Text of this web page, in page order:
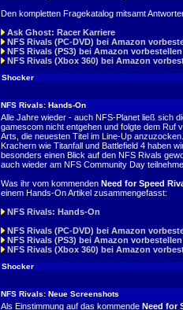
Den kompletten Fragekatalog mitsamt
Ask Ghost: Racer Karriere
NFS Rivals (PC-DVD) bei Amazon
NFS Rivals (PS3) bei Amazon
NFS Rivals (Xbox 360) bei Amazon
Shocker
NFS Rivals: Hands-On
Alle Jahre wieder - auch NFS-Planet ließ sich
gamescom nicht entgehen und folgte dem Ruf
Arts, die neuesten Titel im Line-Up
Krachern wie Titanfall und Battlefield 4 haben
besonders einen Blick auf den NFS Rivals
auch wieder am NFS Community Day
Was ihr vom kommenden Need for Speed
einem Hands-On Artikel zusammengefasst:
NFS Rivals: Hands-On
NFS Rivals (PC-DVD) bei Amazon
NFS Rivals (PS3) bei Amazon
NFS Rivals (Xbox 360) bei Amazon
Shocker
NFS Rivals: Neue Screenshots
Als Einstimmung auf das kommende Need for